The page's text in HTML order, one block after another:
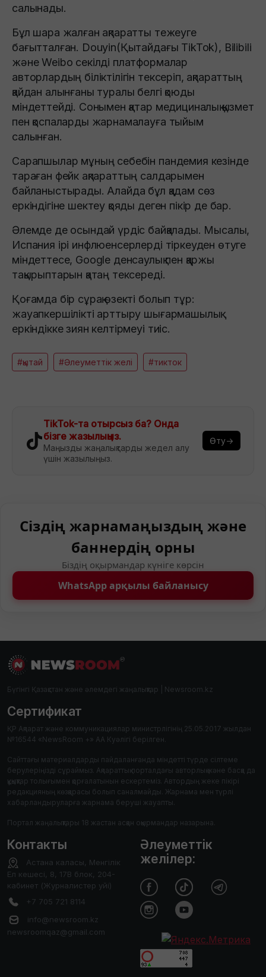
салынады.
Бұл шара жалған ақпаратты тежеуге
бағытталған. Douyin(Қытайдағы TikTok), Bilibili
және Weibo секілді платформалар
авторлардың біліктілігін тексеріп, ақпараттың
қайдан алынғаны туралы белгі қоюды
міндеттейді. Сонымен қатар медициналық қызмет
пен қоспаларды жарнамалауға тыйым
салынған.
Сарапшылар мұның себебін пандемия кезінде
тараған фейк ақпараттың салдарымен
байланыстырады. Алайда бұл қадам сөз
еркіндігіне шектеу қояды деген пікір де бар.
Әлемде де осындай үрдіс байқалады. Мысалы,
Испания ірі инфлюенсерлерді тіркеуден өтуге
міндеттесе, Google денсаулық пен қаржы
тақырыптарын қатаң тексереді.
Қоғамда бір сұрақ өзекті болып тұр:
жауапкершілікті арттыру шығармашылық
еркіндікке зиян келтірмеуі тиіс.
#қытай #Әлеуметтік желі #тикток
TikTok-та отырсыз ба? Онда
бізге жазылыңыз.
Маңызды жаңалықтарды жедел алу
үшін жазылыңыз.
Өту→
Сіздің жарнамаңыздың және
баннердің орны
Біздің оқырмандар күніге көрсін
WhatsApp арқылы байланысу
Бүгінгі Қазақстан және әлемдегі жаңалықтар | Newsroom.kz
Сертификат
ҚР Ақпарат және коммуникациялар министрлігінің 25.05.2017 жылдан
№16544 «NewsRoom +» АА Куәлігі берілген.
Сайттағы материалдарды пайдаланғанда міндетті түрде сілтеме
берулеріңізді сұраймыз. Ақпараттық порталдағы авторлық және басқа да
құқықтар толығымен қорғалатынын ескертеміз. Автордың жеке пікірі
редакцияның көзқарасы болып саналмайды. Жарнама мен түрлі
хабарландыруларға жарнама беруші жауапты.
Портал жаңалықтары 18 жастан асқан оқырмандар назарына.
Контакты
Астана каласы, Менгілік
Ел кешесі, 8, 17В блок, 204-
кабинет (Журналистер уйі)
+7 705 721 8114
info@newsroom.kz
newsroomqaz@gmail.com
Әлеуметтік
желілер: